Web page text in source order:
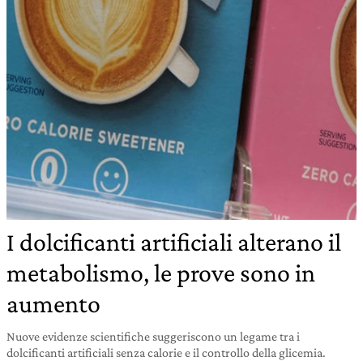
I dolcificanti artificiali alterano il
metabolismo, le prove sono in
aumento
Nuove evidenze scientifiche suggeriscono un legame tra i
dolcificanti artificiali senza calorie e il controllo della glicemia.